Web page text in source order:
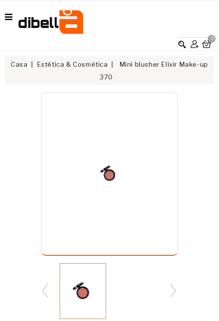
0
Casa Estética & Cosmética
Mini blusher Elixir Make-up
370